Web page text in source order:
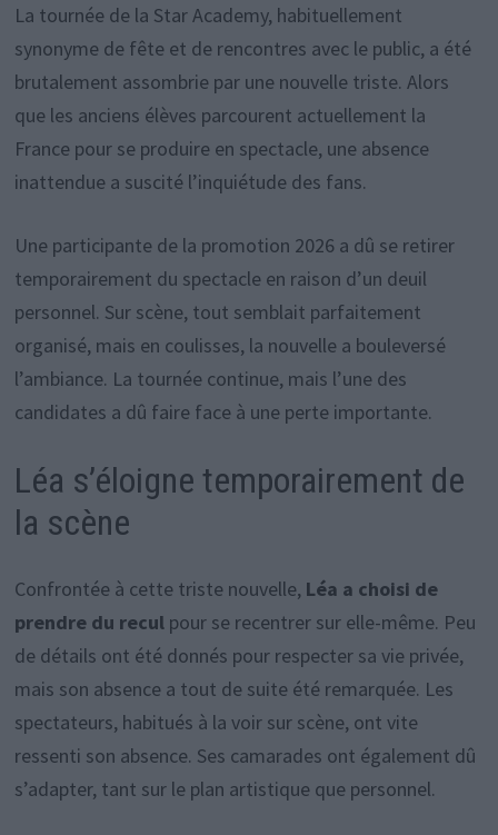
La tournée de la Star Academy, habituellement
synonyme de fête et de rencontres avec le public, a été
brutalement assombrie par une nouvelle triste. Alors
que les anciens élèves parcourent actuellement la
France pour se produire en spectacle, une absence
inattendue a suscité l’inquiétude des fans.
Une participante de la promotion 2026 a dû se retirer
temporairement du spectacle en raison d’un deuil
personnel. Sur scène, tout semblait parfaitement
organisé, mais en coulisses, la nouvelle a bouleversé
l’ambiance. La tournée continue, mais l’une des
candidates a dû faire face à une perte importante.
Léa s’éloigne temporairement de
la scène
Confrontée à cette triste nouvelle, Léa a choisi de
prendre du reculpour se recentrer sur elle-même. Peu
de détails ont été donnés pour respecter sa vie privée,
mais son absence a tout de suite été remarquée. Les
spectateurs, habitués à la voir sur scène, ont vite
ressenti son absence. Ses camarades ont également dû
s’adapter, tant sur le plan artistique que personnel.